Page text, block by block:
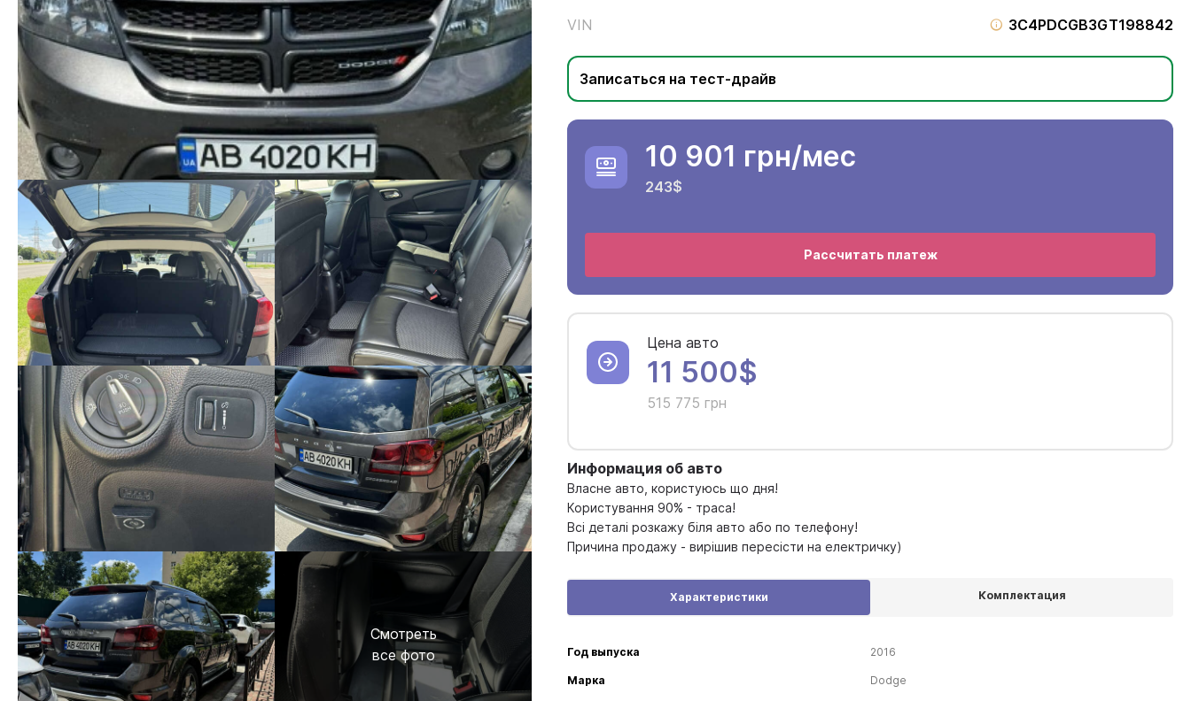
Смотреть
все фото
VIN
3C4PDCGB3GT198842
Записаться на тест-драйв
10 901 грн/мес
243$
Рассчитать платеж
Цена авто
11 500$
515 775 грн
Информация об авто
Власне авто, користуюсь що дня!
Користування 90% - траса!
Всі деталі розкажу біля авто або по телефону!
Причина продажу - вирішив пересісти на електричку)
Характеристики Комплектация
Год выпуска 2016
Марка Dodge